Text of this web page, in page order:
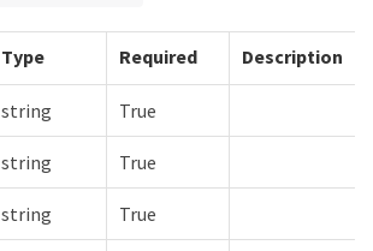
Type Required Description
string True
string True
string True